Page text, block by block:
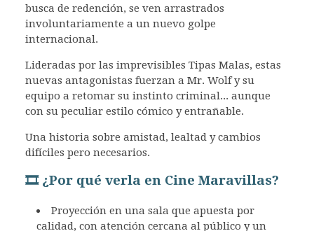
busca de redención, se ven arrastrados
involuntariamente a un nuevo golpe
internacional.
Lideradas por las imprevisibles Tipas Malas, estas
nuevas antagonistas fuerzan a Mr. Wolf y su
equipo a retomar su instinto criminal... aunque
con su peculiar estilo cómico y entrañable.
Una historia sobre amistad, lealtad y cambios
difíciles pero necesarios.
🎞️ ¿Por qué verla en Cine Maravillas?
Proyección en una sala que apuesta por
calidad, con atención cercana al público y un